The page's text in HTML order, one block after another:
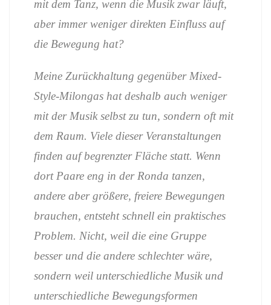
mit dem Tanz, wenn die Musik zwar läuft,
aber immer weniger direkten Einfluss auf
die Bewegung hat?
Meine Zurückhaltung gegenüber Mixed-
Style-Milongas hat deshalb auch weniger
mit der Musik selbst zu tun, sondern oft mit
dem Raum. Viele dieser Veranstaltungen
finden auf begrenzter Fläche statt. Wenn
dort Paare eng in der Ronda tanzen,
andere aber größere, freiere Bewegungen
brauchen, entsteht schnell ein praktisches
Problem. Nicht, weil die eine Gruppe
besser und die andere schlechter wäre,
sondern weil unterschiedliche Musik und
unterschiedliche Bewegungsformen